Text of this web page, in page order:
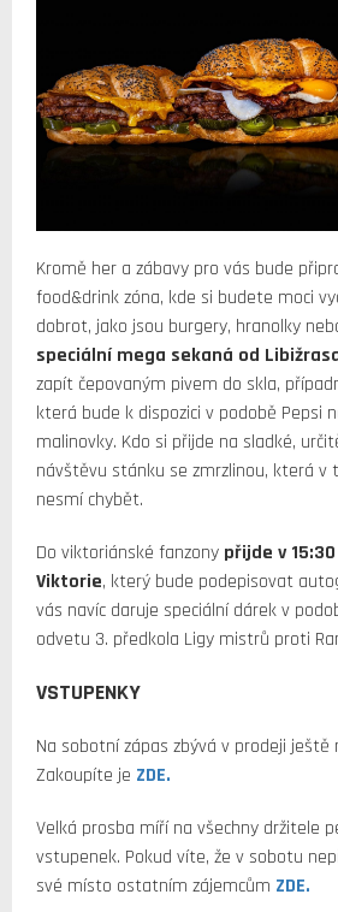
Kromě her a zábavy pro vás bude
food&drink zóna, kde si budete moci
dobrot, jako jsou burgery, hranolky
speciální mega sekaná od
zapít čepovaným pivem do skla,
která bude k dispozici v podobě Pepsi
malinovky. Kdo si přijde na sladké,
návštěvu stánku se zmrzlinou, která
nesmí chybět.
Do viktoriánské fanzony přijde v
Viktorie, který bude podepisovat
vás navíc daruje speciální dárek v
odvetu 3. předkola Ligy mistrů proti
VSTUPENKY
Na sobotní zápas zbývá v prodeji ještě
Zakoupíte je ZDE.
Velká prosba míří na všechny držitele
vstupenek. Pokud víte, že v sobotu
své místo ostatním zájemcům ZDE.